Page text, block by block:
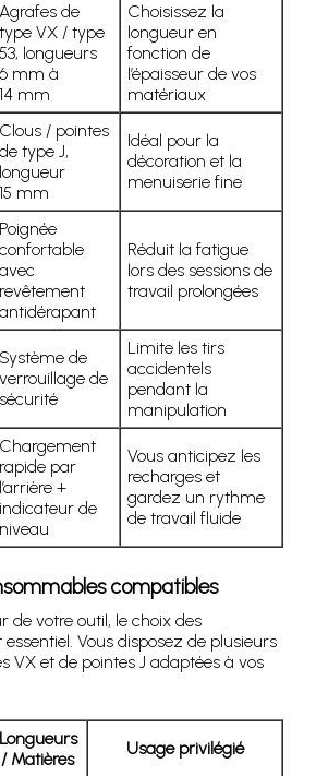
Agrafes de
type VX / type
53, longueurs
6 mm à
14 mm
Choisissez la
longueur en
fonction de
l’épaisseur de vos
matériaux
Clous / pointes
de type J,
longueur
15 mm
Idéal pour la
décoration et la
menuiserie fine
Poignée
confortable
avec
revêtement
antidérapant
Réduit la fatigue
lors des sessions de
travail prolongées
Système de
verrouillage de
sécurité
Limite les tirs
accidentels
pendant la
manipulation
Chargement
rapide par
l’arrière +
indicateur de
niveau
Vous anticipez les
recharges et
gardez un rythme
de travail fluide
compatibles
de votre outil, le choix des
Vous disposez de plusieurs
VX et de pointes J adaptées à vos
Longueurs
/ Matières
Usage privilégié